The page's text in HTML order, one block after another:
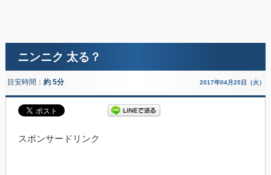
ニンニク 太る？
目安時間： 約 5分 2017年04月25日（火）
スポンサードリンク